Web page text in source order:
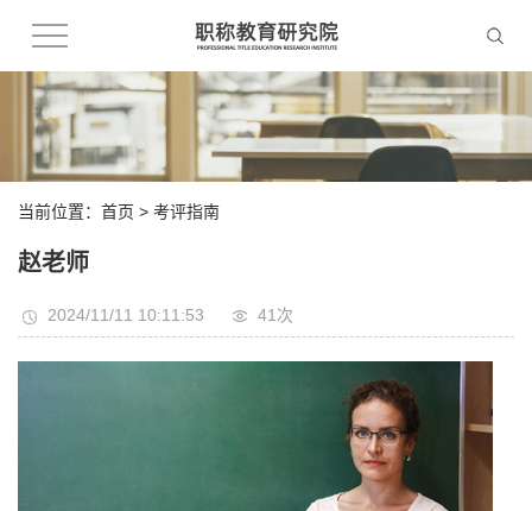
当前位置： 首页 > 考评指南
赵老师
2024/11/11 10:11:53 41次